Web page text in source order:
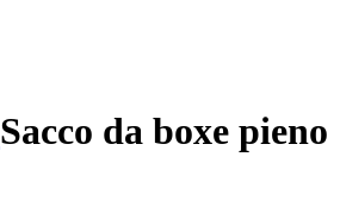
Sacco da boxe pieno